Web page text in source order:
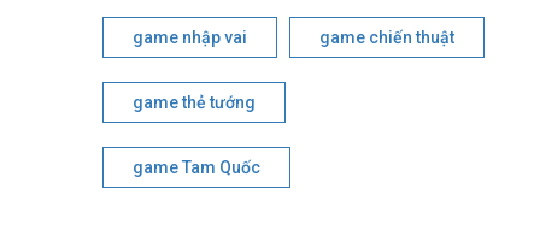
game nhập vai game chiến thuật
game thẻ tướng
game Tam Quốc